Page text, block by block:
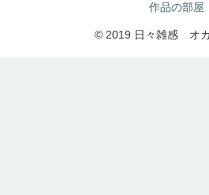
作品の部屋
© 2019 日々雑感 オカ